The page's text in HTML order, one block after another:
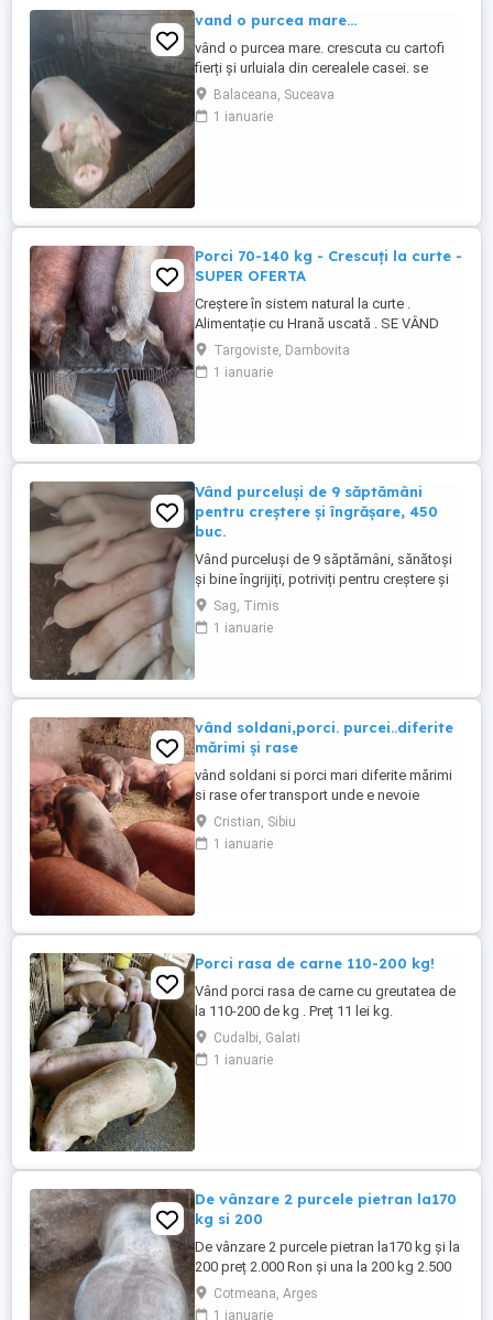
vand o purcea mare...
vând o purcea mare. crescuta cu cartofi
fierți și urluiala din cerealele casei. se
poate vedea in loc Bălăceana.
Balaceana, Suceava
1 ianuarie
Porci 70-140 kg - Crescuți la curte -
SUPER OFERTA
Creștere în sistem natural la curte .
Alimentație cu Hrană uscată . SE VÂND
TOȚI DAR ȘI LA BUCATĂ CA URMARE A
SCHIMBĂRII DOMICILIULUI . Pozele sunt
de aproximativ 2 luni făcute . Cei care mai
Targoviste, Dambovita
1 ianuarie
Vând purceluși de 9 săptămâni
pentru creștere și îngrășare, 450
buc.
Vând purceluși de 9 săptămâni, sănătoși
și bine îngrijiți, potriviți pentru creștere și
îngrășare. Sunt hrăniți corespunzător și
pot fi văzuți în localitatea Șag, județul
Timiș. Pentru detalii sunați.
Sag, Timis
1 ianuarie
vând soldani,porci. purcei..diferite
mărimi și rase
vând soldani si porci mari diferite mărimi
si rase ofer transport unde e nevoie
Cristian, Sibiu
1 ianuarie
Porci rasa de carne 110-200 kg!
Vând porci rasa de carne cu greutatea de
la 110-200 de kg . Preț 11 lei kg.
Cudalbi, Galati
1 ianuarie
De vânzare 2 purcele pietran la170
kg si 200
De vânzare 2 purcele pietran la170 kg și la
200 preț 2.000 Ron și una la 200 kg 2.500
Ron din montă artificială
Cotmeana, Arges
1 ianuarie